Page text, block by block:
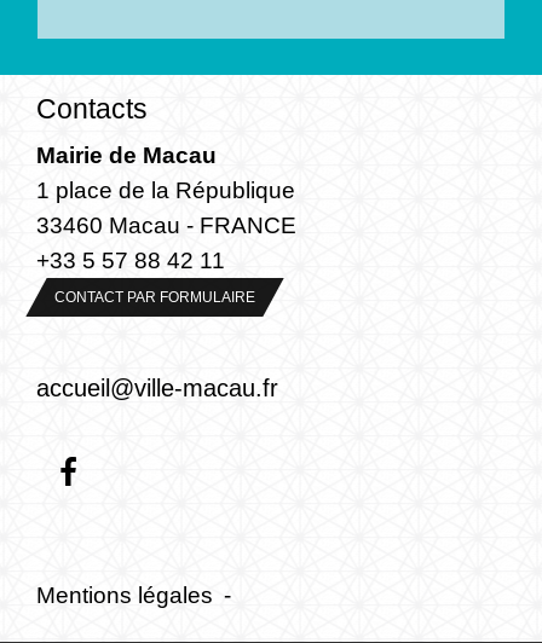
Contacts
Mairie de Macau
1 place de la République
33460 Macau - FRANCE
+33 5 57 88 42 11
CONTACT PAR FORMULAIRE
accueil@ville-macau.fr
Mentions légales -